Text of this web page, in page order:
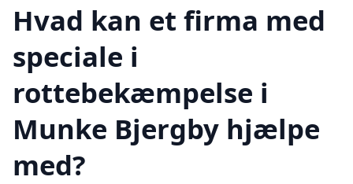
Hvad kan et firma med
speciale i
rottebekæmpelse i
Munke Bjergby hjælpe
med?